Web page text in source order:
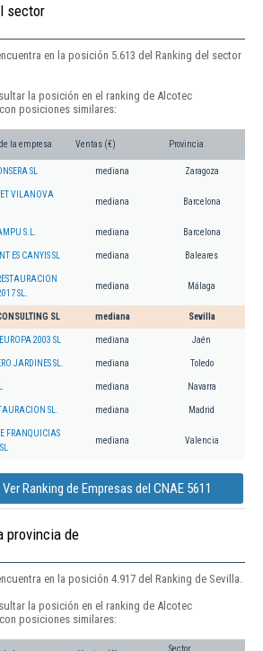
sector
en la posición 5.613 del Ranking del sector
la posición en el ranking de Alcotec
posiciones similares:
la empresa Ventas (€) Provincia
SL mediana Zaragoza
VILANOVA
mediana Barcelona
S.L. mediana Barcelona
ES CANYIS SL mediana Baleares
SL.
mediana Málaga
SL mediana Sevilla
2003 SL mediana Jaén
JARDINES SL. mediana Toledo
mediana Navarra
SL. mediana Madrid
FRANQUICIAS
mediana Valencia
Ver Ranking de Empresas del CNAE 5611
provincia de
en la posición 4.917 del Ranking de Sevilla.
la posición en el ranking de Alcotec
posiciones similares: